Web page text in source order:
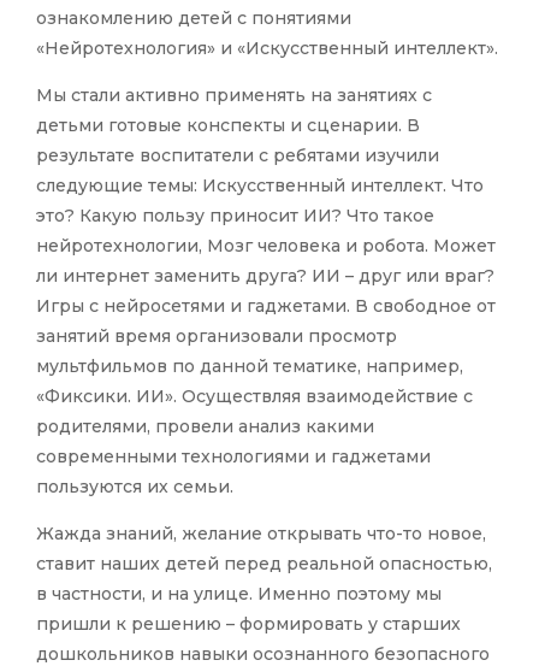
ознакомлению детей с понятиями
«Нейротехнология» и «Искусственный интеллект».
Мы стали активно применять на занятиях с
детьми готовые конспекты и сценарии. В
результате воспитатели с ребятами изучили
следующие темы: Искусственный интеллект. Что
это? Какую пользу приносит ИИ? Что такое
нейротехнологии, Мозг человека и робота. Может
ли интернет заменить друга? ИИ – друг или враг?
Игры с нейросетями и гаджетами. В свободное от
занятий время организовали просмотр
мультфильмов по данной тематике, например,
«Фиксики. ИИ». Осуществляя взаимодействие с
родителями, провели анализ какими
современными технологиями и гаджетами
пользуются их семьи.
Жажда знаний, желание открывать что-то новое,
ставит наших детей перед реальной опасностью,
в частности, и на улице. Именно поэтому мы
пришли к решению – формировать у старших
дошкольников навыки осознанного безопасного